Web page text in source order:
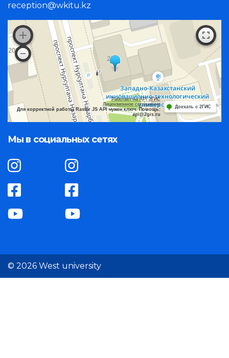
reception@wkitu.kz
Работает на API 2ГИС
Лицензионное соглашение
Для корректной работы Raster JS API нужен ключ. Помощь:
api@2gis.ru
Доехать с 2ГИС
Мы в социальных сетях
© 2026 West university